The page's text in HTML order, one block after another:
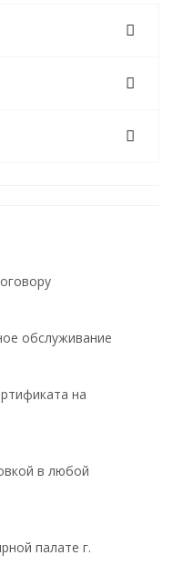
обслуживание
на
в любой
палате г.